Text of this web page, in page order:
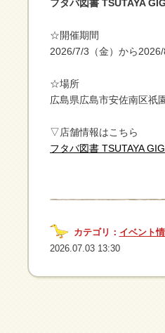
フタバ図書 TSUTAYA
☆開催期間
2026/7/3（金）から
☆場所
広島県広島市安佐南区祇
▽店舗情報はこちら
フタバ図書 TSUTAYA
カテゴリ： イベント
2026.07.03 13:30